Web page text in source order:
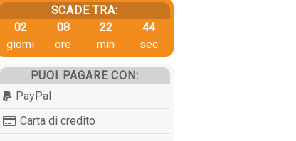
SCADE TRA:
02
giorni
08
ore
22
min
43
sec
PUOI PAGARE CON:
PayPal
Carta di credito